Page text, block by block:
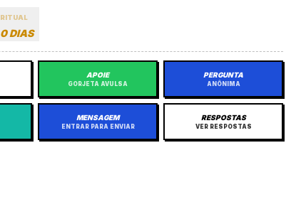
RITUAL
0 DIAS
APOIE
GORJETA AVULSA
PERGUNTA
ANÔNIMA
MENSAGEM
ENTRAR PARA ENVIAR
RESPOSTAS
VER RESPOSTAS